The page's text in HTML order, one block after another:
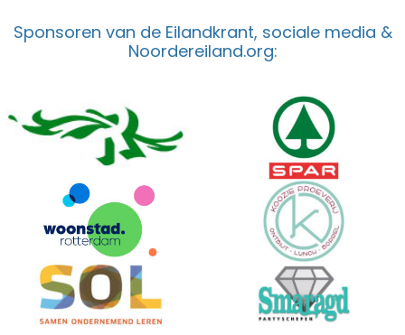
Sponsoren van de Eilandkrant, sociale media &
Noordereiland.org: